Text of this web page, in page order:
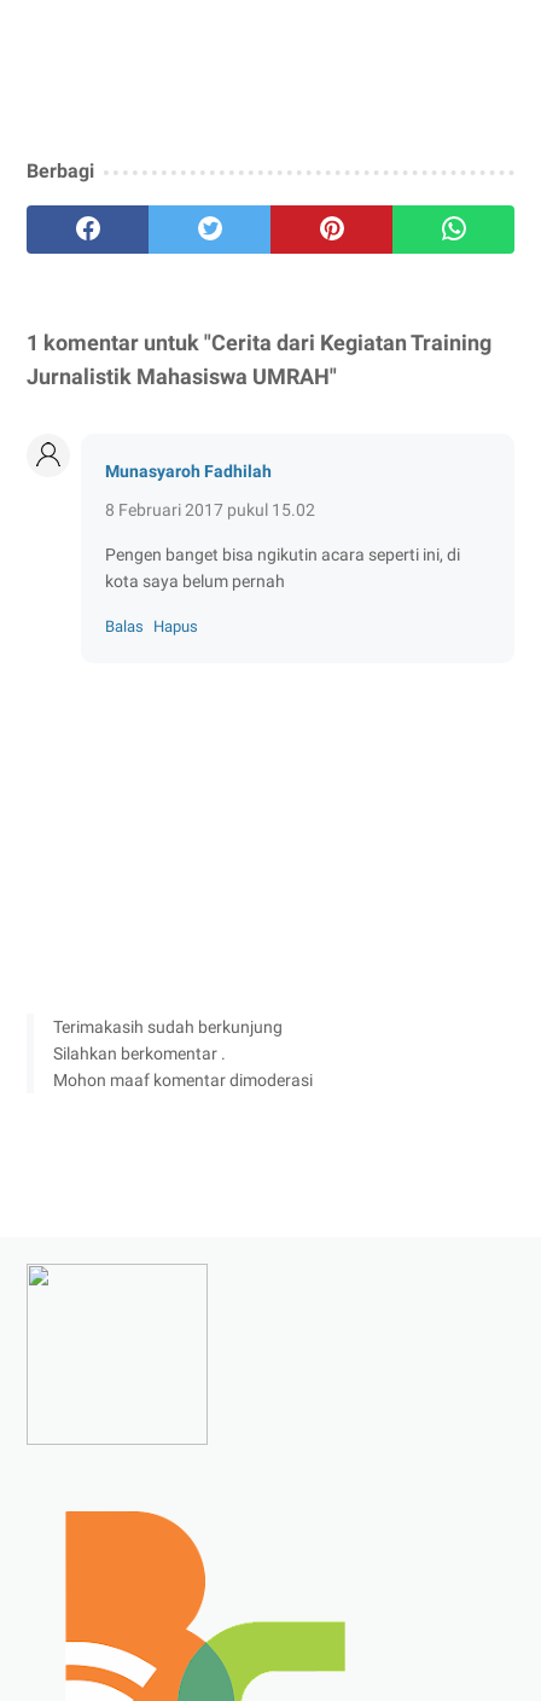
Berbagi
1 komentar untuk "Cerita dari Kegiatan Training
Jurnalistik Mahasiswa UMRAH"
Munasyaroh Fadhilah
8 Februari 2017 pukul 15.02
Pengen banget bisa ngikutin acara seperti ini, di
kota saya belum pernah
Balas Hapus
Terimakasih sudah berkunjung
Silahkan berkomentar .
Mohon maaf komentar dimoderasi